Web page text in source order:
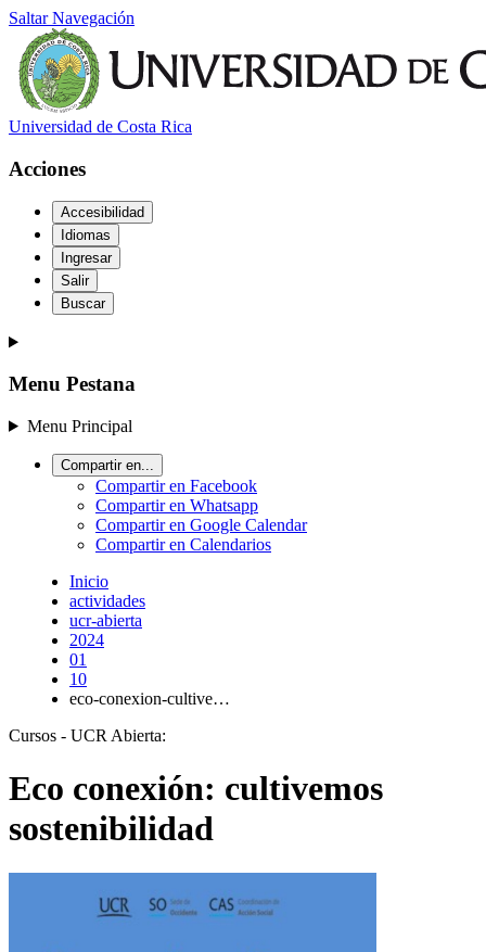
Saltar Navegación
Universidad de Costa Rica
Acciones
Accesibilidad
Idiomas
Ingresar
Salir
Buscar
Menu Pestana
Menu Principal
Compartir en...
Compartir en Facebook
Compartir en Whatsapp
Compartir en Google Calendar
Compartir en Calendarios
Inicio
actividades
ucr-abierta
2024
01
10
eco-conexion-cultive…
Cursos - UCR Abierta:
Eco conexión: cultivemos
sostenibilidad